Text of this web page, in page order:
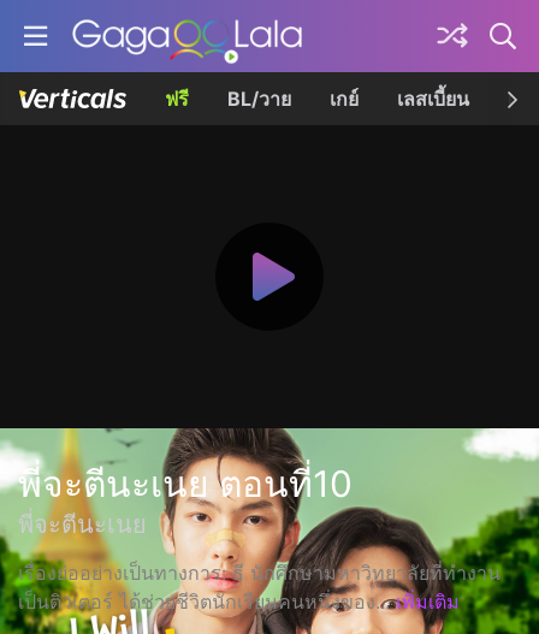
ฟรี BL/วาย เกย์ เลสเบี้ยน เค
พี่จะตีนะเนย ตอนที่10
พี่จะตีนะเนย
เรื่องย่ออย่างเป็นทางการ: ธี นักศึกษามหาวิทยาลัยที่ทำงาน
เป็นติวเตอร์ ได้ช่วยชีวิตนักเรียนคนหนึ่งของ... เพิ่มเติม